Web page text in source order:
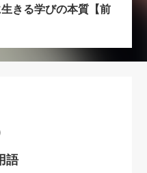
きる学びの本質【前
語